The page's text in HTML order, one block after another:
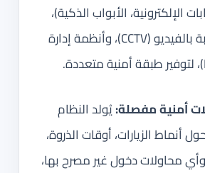
الإلكترونية، الأبواب الذكية)،
أنظمة المراقبة بالفيديو (CCTV)، وأنظمة إدارة
أمنية مفصلة:يُولد النظام
أنماط الزيارات، أوقات الذروة،
وأي محاولات دخول غير مصرح بها،